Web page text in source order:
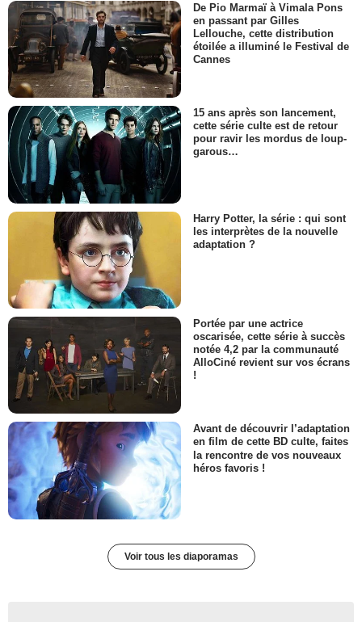
De Pio Marmaï à Vimala Pons
en passant par Gilles
Lellouche, cette distribution
étoilée a illuminé le Festival de
Cannes
15 ans après son lancement,
cette série culte est de retour
pour ravir les mordus de loup-
garous…
Harry Potter, la série : qui sont
les interprètes de la nouvelle
adaptation ?
Portée par une actrice
oscarisée, cette série à succès
notée 4,2 par la communauté
AlloCiné revient sur vos écrans
!
Avant de découvrir l’adaptation
en film de cette BD culte, faites
la rencontre de vos nouveaux
héros favoris !
Voir tous les diaporamas